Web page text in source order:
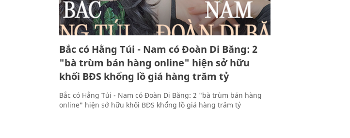
Bắc có Hằng Túi - Nam có Đoàn Di Băng: 2
"bà trùm bán hàng online" hiện sở hữu
khối BĐS khổng lồ giá hàng trăm tỷ
Bắc có Hằng Túi - Nam có Đoàn Di Băng: 2 "bà trùm bán hàng
online" hiện sở hữu khối BĐS khổng lồ giá hàng trăm tỷ